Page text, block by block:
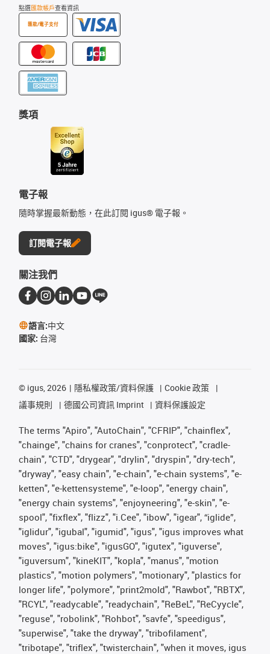
點選匯款帳戶查看資訊
匯款/電子支付
獎項
電子報
隨時掌握最新動態，在此訂閱 igus® 電子報。
訂閱電子報
關注我們
語言:中文
國家: 台灣
© igus, 2026 隱私權政策/資料保護
Cookie 政策
議事規則
德國公司資訊 Imprint 資料保護設定
The terms "Apiro", "AutoChain", "CFRIP", "chainflex",
"chainge", "chains for cranes", "conprotect", "cradle-
chain", "CTD", "drygear", "drylin", "dryspin", "dry-tech",
"dryway", "easy chain", "e-chain", "e-chain systems", "e-
ketten", "e-kettensysteme", "e-loop", "energy chain",
"energy chain systems", "enjoyneering", "e-skin", "e-
spool", "fixflex", "flizz", "i.Cee", "ibow", "igear", “iglide”,
"iglidur", "igubal", "igumid", "igus", "igus improves what
moves", "igus:bike", "igusGO", "igutex", "iguverse",
"iguversum", "kineKIT", "kopla", "manus", "motion
plastics", "motion polymers", "motionary", "plastics for
longer life", "polymore", "print2mold", "Rawbot", "RBTX",
"RCYL", "readycable", "readychain", "ReBeL", "ReCyycle",
"reguse", "robolink", "Rohbot", "savfe", "speedigus",
"superwise", "take the dryway", "tribofilament",
"tribotape", "triflex", "twisterchain", "when it moves, igus